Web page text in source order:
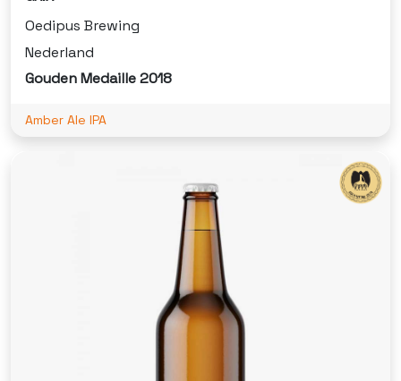
Oedipus Brewing
Nederland
Gouden Medaille 2018
Amber Ale IPA